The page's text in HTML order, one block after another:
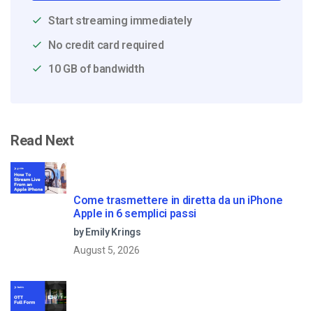
Start streaming immediately
No credit card required
10 GB of bandwidth
Read Next
Come trasmettere in diretta da un iPhone
Apple in 6 semplici passi
by Emily Krings
August 5, 2026